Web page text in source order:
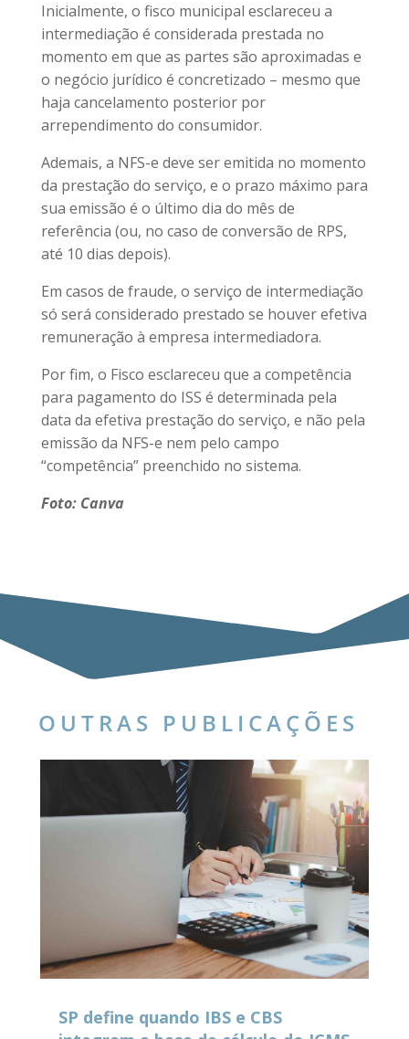
Inicialmente, o fisco municipal esclareceu a
intermediação é considerada prestada no
momento em que as partes são aproximadas e
o negócio jurídico é concretizado – mesmo que
haja cancelamento posterior por
arrependimento do consumidor.
Ademais, a NFS-e deve ser emitida no momento
da prestação do serviço, e o prazo máximo para
sua emissão é o último dia do mês de
referência (ou, no caso de conversão de RPS,
até 10 dias depois).
Em casos de fraude, o serviço de intermediação
só será considerado prestado se houver efetiva
remuneração à empresa intermediadora.
Por fim, o Fisco esclareceu que a competência
para pagamento do ISS é determinada pela
data da efetiva prestação do serviço, e não pela
emissão da NFS-e nem pelo campo
“competência” preenchido no sistema.
Foto: Canva
OUTRAS PUBLICAÇÕES
SP define quando IBS e CBS